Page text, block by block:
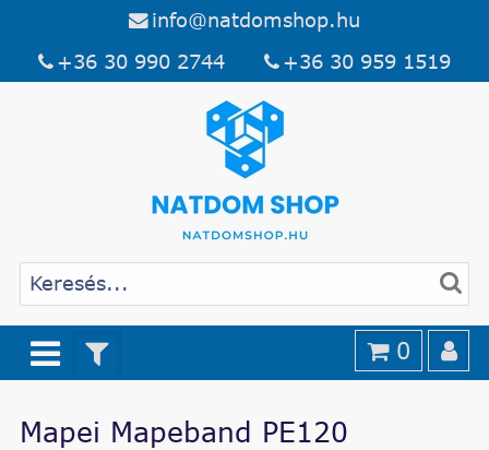
info@natdomshop.hu
+36 30 990 2744
+36 30 959 1519
0
Mapei Mapeband PE120